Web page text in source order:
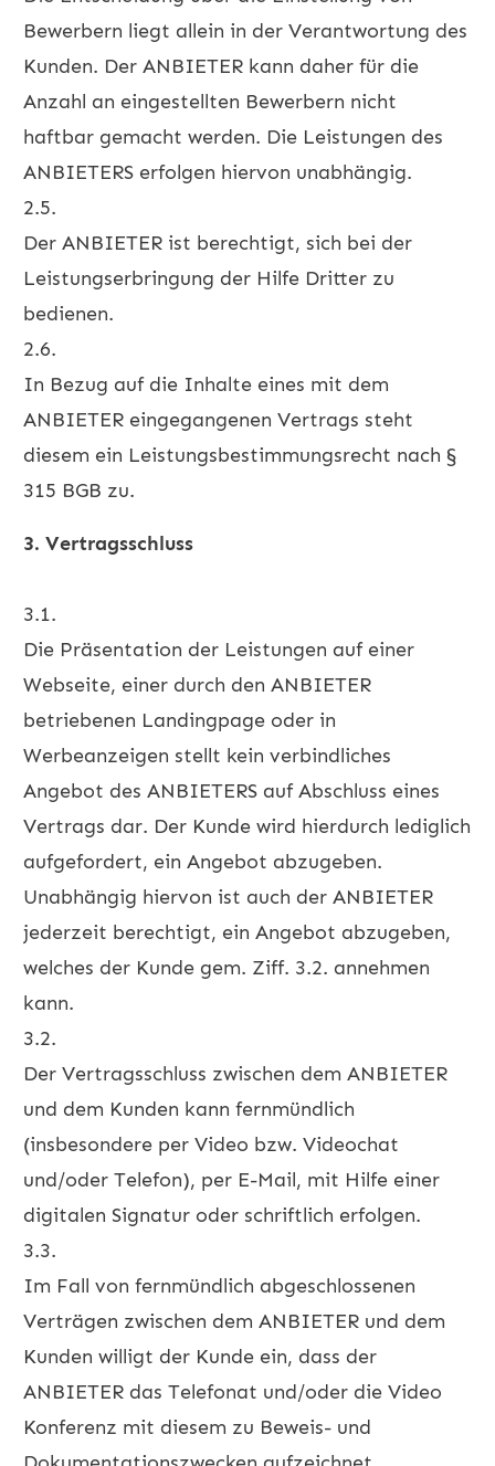
Bewerbern liegt allein in der Verantwortung des
Kunden. Der ANBIETER kann daher für die
Anzahl an eingestellten Bewerbern nicht
haftbar gemacht werden. Die Leistungen des
ANBIETERS erfolgen hiervon unabhängig.
2.5.
Der ANBIETER ist berechtigt, sich bei der
Leistungserbringung der Hilfe Dritter zu
bedienen.
2.6.
In Bezug auf die Inhalte eines mit dem
ANBIETER eingegangenen Vertrags steht
diesem ein Leistungsbestimmungsrecht nach §
315 BGB zu.
3. Vertragsschluss
3.1.
Die Präsentation der Leistungen auf einer
Webseite, einer durch den ANBIETER
betriebenen Landingpage oder in
Werbeanzeigen stellt kein verbindliches
Angebot des ANBIETERS auf Abschluss eines
Vertrags dar. Der Kunde wird hierdurch lediglich
aufgefordert, ein Angebot abzugeben.
Unabhängig hiervon ist auch der ANBIETER
jederzeit berechtigt, ein Angebot abzugeben,
welches der Kunde gem. Ziff. 3.2. annehmen
kann.
3.2.
Der Vertragsschluss zwischen dem ANBIETER
und dem Kunden kann fernmündlich
(insbesondere per Video bzw. Videochat
und/oder Telefon), per E-Mail, mit Hilfe einer
digitalen Signatur oder schriftlich erfolgen.
3.3.
Im Fall von fernmündlich abgeschlossenen
Verträgen zwischen dem ANBIETER und dem
Kunden willigt der Kunde ein, dass der
ANBIETER das Telefonat und/oder die Video
Konferenz mit diesem zu Beweis- und